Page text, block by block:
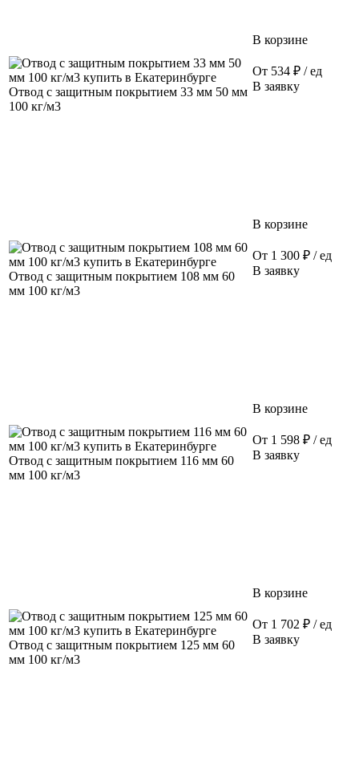
В корзине
Отвод с защитным покрытием 33 мм 50 мм
100 кг/м3
От 534 ₽ / ед
В заявку
В корзине
Отвод с защитным покрытием 108 мм 60
мм 100 кг/м3
От 1 300 ₽ / ед
В заявку
В корзине
Отвод с защитным покрытием 116 мм 60
мм 100 кг/м3
От 1 598 ₽ / ед
В заявку
В корзине
Отвод с защитным покрытием 125 мм 60
мм 100 кг/м3
От 1 702 ₽ / ед
В заявку